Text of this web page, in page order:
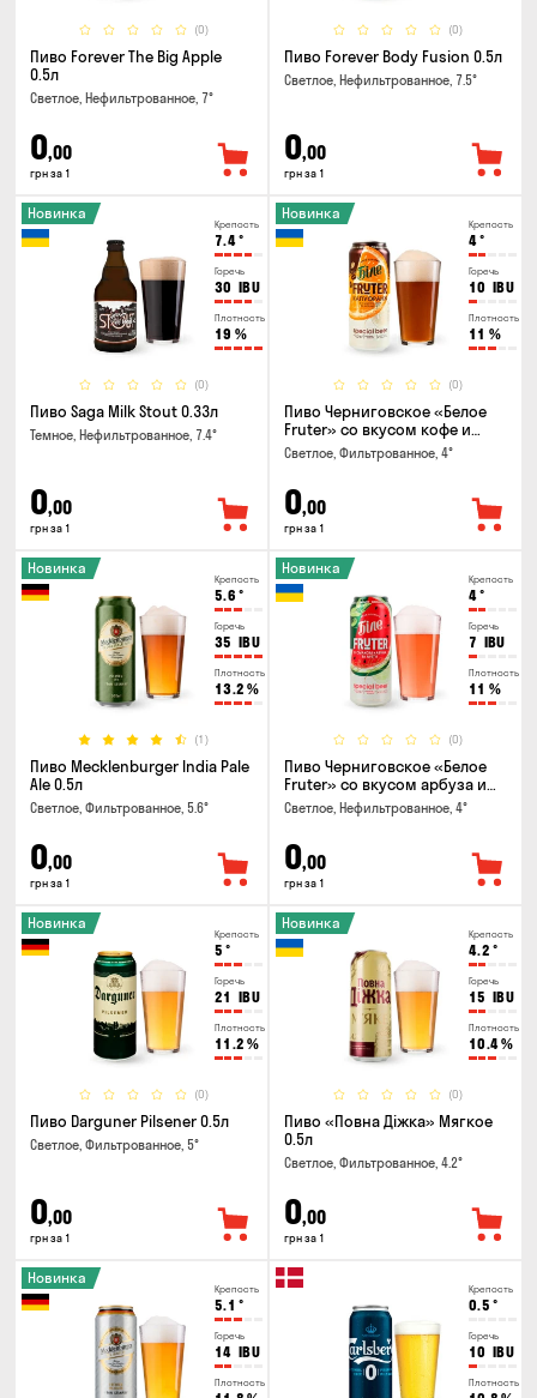
(0)
Пиво Forever The Big Apple
0.5л
Светлое, Нефильтрованное, 7°
0,00
грн за 1
(0)
Пиво Forever Body Fusion 0.5л
Светлое, Нефильтрованное, 7.5°
0,00
грн за 1
Крепость
7.4°
Горечь
30 IBU
Плотность
19 %
(0)
Новинка
Пиво Saga Milk Stout 0.33л
Темное, Нефильтрованное, 7.4°
0,00
грн за 1
Крепость
4°
Горечь
10 IBU
Плотность
11 %
(0)
Новинка
Пиво Черниговское «Белое
Fruter» со вкусом кофе и
апельсина 0.5 л
Светлое, Фильтрованное, 4°
0,00
грн за 1
Крепость
5.6 °
Горечь
35 IBU
Плотность
13.2 %
(1)
Новинка
Пиво Mecklenburger India Pale
Ale 0.5л
Светлое, Фильтрованное, 5.6°
0,00
грн за 1
Крепость
4°
Горечь
7 IBU
Плотность
11 %
(0)
Новинка
Пиво Черниговское «Белое
Fruter» со вкусом арбуза и
мяты 0.5л
Светлое, Нефильтрованное, 4°
0,00
грн за 1
Крепость
5 °
Горечь
21 IBU
Плотность
11.2 %
(0)
Новинка
Пиво Darguner Pilsener 0.5л
Светлое, Фильтрованное, 5°
0,00
грн за 1
Крепость
4.2 °
Горечь
15 IBU
Плотность
10.4%
(0)
Новинка
Пиво «Повна Діжка» Мягкое
0.5л
Светлое, Фильтрованное, 4.2°
0,00
грн за 1
Крепость
5.1 °
Горечь
14 IBU
Плотность
Новинка
Крепость
0.5 °
Горечь
10 IBU
Плотность